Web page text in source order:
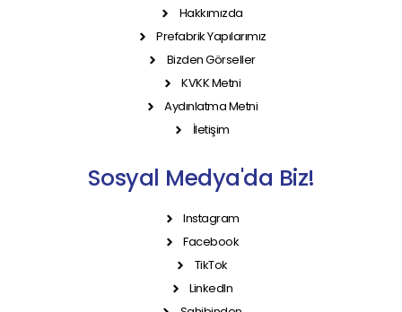
Hakkımızda
Prefabrik Yapılarımız
Bizden Görseller
KVKK Metni
Aydınlatma Metni
İletişim
Sosyal Medya'da Biz!
Instagram
Facebook
TikTok
LinkedIn